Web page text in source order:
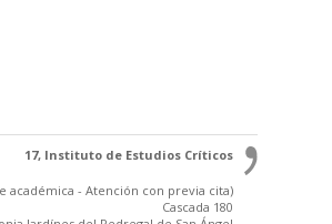
17, Instituto de Estudios Críticos
académica - Atención con previa cita)
Cascada 180